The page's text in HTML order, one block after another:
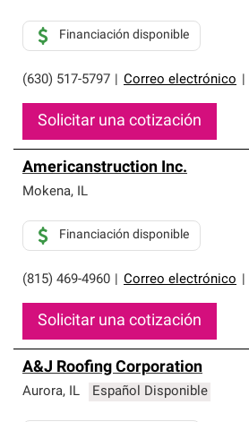
(630) 517-5797 Correo electrónico
Financiación disponible
Solicitar una cotización
Americanstruction Inc.
Mokena, IL
(815) 469-4960 Correo electrónico
Financiación disponible
Solicitar una cotización
A&J Roofing Corporation
Aurora, IL Español Disponible